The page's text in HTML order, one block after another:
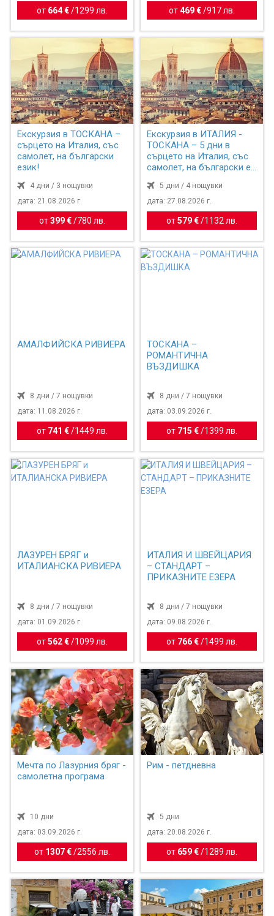
от 664 € / 1299 лв. от469 €/917 лв.
Екскурзия в ТОСКАНА –
сърцето на Италия, със
самолет, на български
език!
4 дни / 3 нощувки
дата: 21.08.2026 г.
от399 € / 780 лв.
Екскурзия в ИТАЛИЯ -
ТОСКАНА – 5 дни в
сърцето на Италия, със
самолет, на български е...
5 дни / 4 нощувки
дата: 27.08.2026 г.
от579 €/ 1132 лв.
АМАЛФИЙСКА РИВИЕРА
8 дни / 7 нощувки
дата: 11.08.2026 г.
от 741 € / 1449 лв.
ТОСКАНА –
РОМАНТИЧНА
ВЪЗДИШКА
8 дни / 7 нощувки
дата: 03.09.2026 г.
от 715 €/ 1399 лв.
ЛАЗУРЕН БРЯГ и
ИТАЛИАНСКА РИВИЕРА
8 дни / 7 нощувки
дата: 01.09.2026 г.
от562 € / 1099 лв.
ИТАЛИЯ И ШВЕЙЦАРИЯ
– СТАНДАРТ –
ПРИКАЗНИТЕ ЕЗЕРА
8 дни / 7 нощувки
дата: 09.08.2026 г.
от 766 €/ 1499 лв.
Мечта по Лазурния бряг -
самолетна програма
10 дни
дата: 03.09.2026 г.
от 1307 € /2556 лв.
Рим - петдневна
5 дни
дата: 20.08.2026 г.
от 659 €/ 1289 лв.